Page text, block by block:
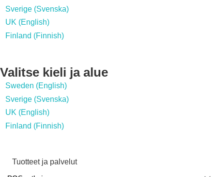
Sverige (Svenska)
UK (English)
Finland (Finnish)
Valitse kieli ja alue
Sweden (English)
Sverige (Svenska)
UK (English)
Finland (Finnish)
Tuotteet ja palvelut